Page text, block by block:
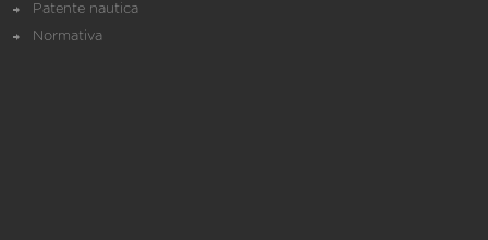
Patente nautica
Normativa